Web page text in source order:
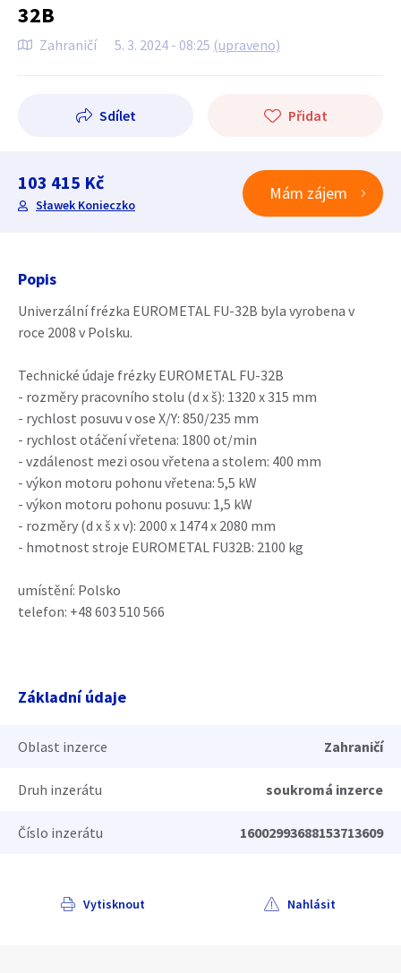
32B
Zahraničí 5. 3. 2024 - 08:25 (upraveno)
Sdílet Přidat
103 415 Kč
Sławek Konieczko
Mám zájem
Popis
Univerzální frézka EUROMETAL FU-32B byla vyrobena v
roce 2008 v Polsku.
Technické údaje frézky EUROMETAL FU-32B
- rozměry pracovního stolu (d x š): 1320 x 315 mm
- rychlost posuvu v ose X/Y: 850/235 mm
- rychlost otáčení vřetena: 1800 ot/min
- vzdálenost mezi osou vřetena a stolem: 400 mm
- výkon motoru pohonu vřetena: 5,5 kW
- výkon motoru pohonu posuvu: 1,5 kW
- rozměry (d x š x v): 2000 x 1474 x 2080 mm
- hmotnost stroje EUROMETAL FU32B: 2100 kg
umístění: Polsko
telefon: +48 603 510 566
Základní údaje
Oblast inzerce Zahraničí
Druh inzerátu soukromá inzerce
Číslo inzerátu 16002993688153713609
Vytisknout Nahlásit